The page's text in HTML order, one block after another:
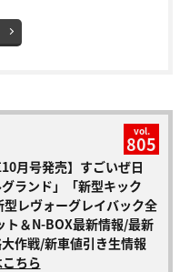
vol.
805
10月号発売】すごいぜ日
ランド」「新型キック
型レヴォーグレイバック全
ト＆N-BOX最新情報/最新
作戦/新車値引き生情報
ちら